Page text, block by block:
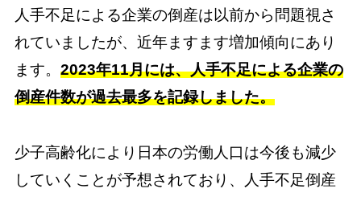
人手不足による企業の倒産は以前から問題視さ
れていましたが、近年ますます増加傾向にあり
ます。 2023年11月には、人手不足による企業の
倒産件数が過去最多を記録しました。
少子高齢化により日本の労働人口は今後も減少
していくことが予想されており、人手不足倒産